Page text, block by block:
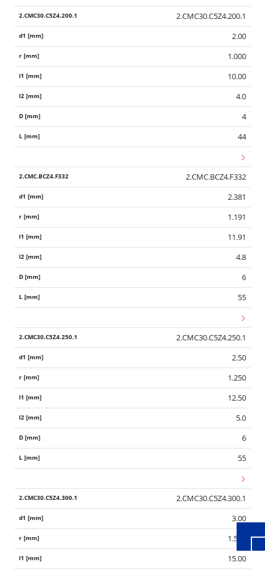
2.CMC30.C5Z4.200.1
2.00
1.000
10.00
4.0
4
44
2.CMC.BCZ4.F332
2.381
1.191
11.91
4.8
6
55
2.CMC30.C5Z4.250.1
2.50
1.250
12.50
5.0
6
55
2.CMC30.C5Z4.300.1
3.00
1.500
15.00